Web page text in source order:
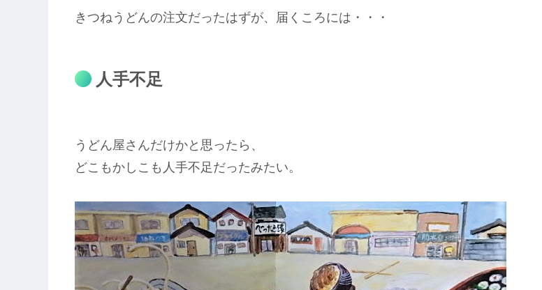
きつねうどんの注文だったはずが、届くころには・・・
人手不足
うどん屋さんだけかと思ったら、
どこもかしこも人手不足だったみたい。